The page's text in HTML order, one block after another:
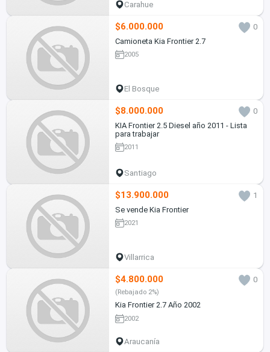
Carahue
$6.000.000
0
Camioneta Kia Frontier 2.7
2005
El Bosque
$8.000.000
0
KIA Frontier 2.5 Diesel año 2011 - Lista
para trabajar
2011
Santiago
$13.900.000
1
Se vende Kia Frontier
2021
Villarrica
$4.800.000 0
(Rebajado 2%)
Kia Frontier 2.7 Año 2002
2002
Araucanía